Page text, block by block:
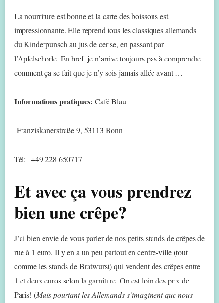
La nourriture est bonne et la carte des boissons est
impressionnante. Elle reprend tous les classiques allemands
du Kinderpunsch au jus de cerise, en passant par
l’Apfelschorle. En bref, je n’arrive toujours pas à comprendre
comment ça se fait que je n’y sois jamais allée avant …
Informations pratiques: Café Blau
Franziskanerstraße 9, 53113 Bonn
Tél: +49 228 650717
Et avec ça vous prendrez
bien une crêpe?
J’ai bien envie de vous parler de nos petits stands de crêpes de
rue à 1 euro. Il y en a un peu partout en centre-ville (tout
comme les stands de Bratwurst) qui vendent des crêpes entre
1 et deux euros selon la garniture. On est loin des prix de
Paris! (Mais pourtant les Allemands s’imaginent que nous